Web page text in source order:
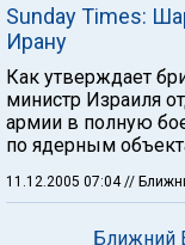
Sunday Times:
Ирану
Как утверждает
министр Израиля
армии в полную
по ядерным
11.12.2005 07:04 //
Ближний